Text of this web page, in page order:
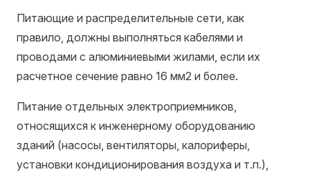
Питающие и распределительные сети, как
правило, должны выполняться кабелями и
проводами с алюминиевыми жилами, если их
расчетное сечение равно 16 мм2 и более.
Питание отдельных электроприемников,
относящихся к инженерному оборудованию
зданий (насосы, вентиляторы, калориферы,
установки кондиционирования воздуха и т.п.),